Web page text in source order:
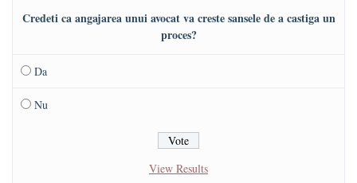
Credeti ca angajarea unui avocat va creste sansele de a castiga un
proces?
Da
Nu
View Results